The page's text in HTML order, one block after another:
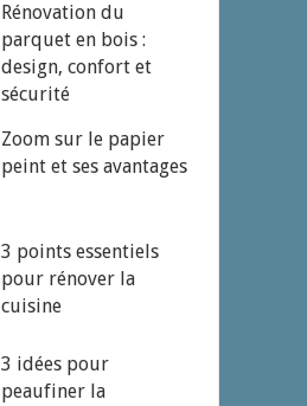
Rénovation du
parquet en bois :
design, confort et
sécurité
Zoom sur le papier
peint et ses avantages
3 points essentiels
pour rénover la
cuisine
3 idées pour
peaufiner la